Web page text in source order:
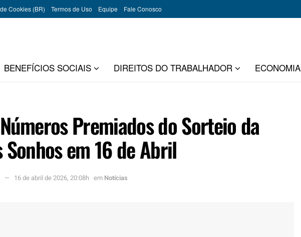
Cookies (BR) Termos de Uso Equipe Fale Conosco
BENEFÍCIOS SOCIAIS DIREITOS DO TRABALHADOR ECONOMIA
Premiados do Sorteio da
em 16 de Abril
16 de abril de 2026, 20:08h em Notícias